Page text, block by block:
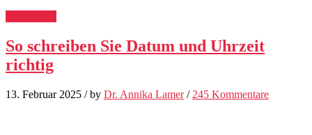
So schreiben Sie Datum und Uhrzeit
richtig
13. Februar 2025 / by Dr. Annika Lamer / 245 Kommentare